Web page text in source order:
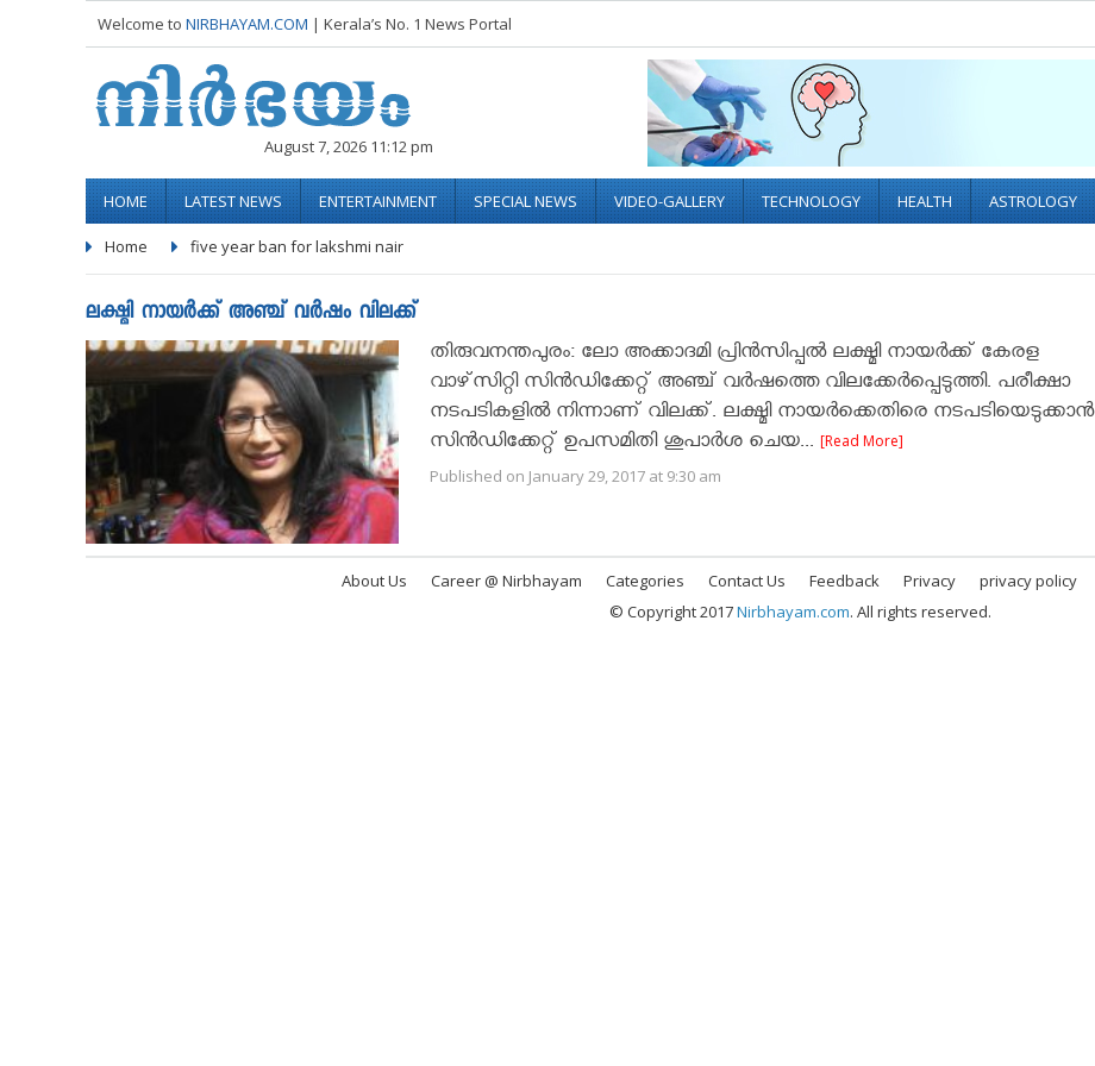
Welcome to NIRBHAYAM.COM | Kerala’s No. 1 News Portal
August 7, 2026 11:12 pm
HOME LATEST NEWS ENTERTAINMENT SPECIAL NEWS VIDEO-GALLERY TECHNOLOGY HEALTH ASTROLOGY
Home five year ban for lakshmi nair
ലക്ഷ്മി നായര്‍ക്ക് അഞ്ച് വര്‍ഷം വിലക്ക്
തിരുവനന്തപുരം: ലോ അക്കാദമി പ്രിന്‍സിപ്പല്‍ ലക്ഷ്മി നായര്‍ക്ക് കേരള
വാഴ്‌സിറ്റി സിന്‍ഡിക്കേറ്റ് അഞ്ച് വര്‍ഷത്തെ വിലക്കേര്‍പ്പെടുത്തി. പരീക്ഷാ
നടപടികളില്‍ നിന്നാണ് വിലക്ക്. ലക്ഷ്മി നായര്‍ക്കെതിരെ നടപടിയെടുക്കാന്‍
സിന്‍ഡിക്കേറ്റ് ഉപസമിതി ശുപാര്‍ശ ചെയ... [Read More]
Published on January 29, 2017 at 9:30 am
About Us Career @ Nirbhayam Categories Contact Us Feedback Privacy privacy policy
© Copyright 2017Nirbhayam.com. All rights reserved.